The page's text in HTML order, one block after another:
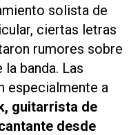
solista de
ciertas letras
rumores sobre
banda. Las
especialmente a
guitarrista de
desde